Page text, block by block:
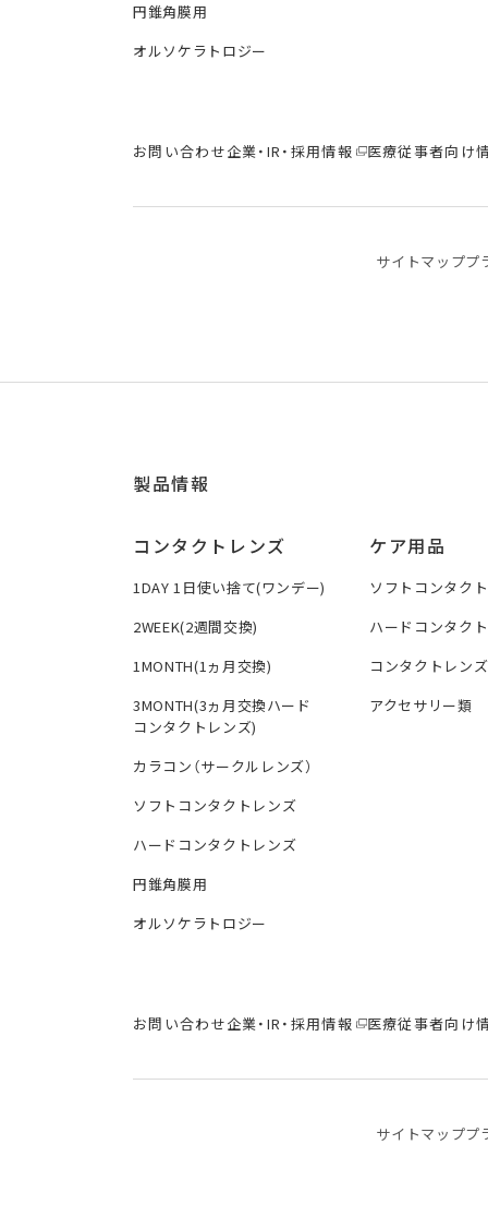
円錐角膜用
オルソケラトロジー
お問い合わせ企業・IR・採用情報 医療従事者向け
サイトマッププ
製品情報
コンタクトレンズ
1DAY 1日使い捨て(ワンデー)
2WEEK(2週間交換)
1MONTH(1ヵ月交換)
3MONTH(3ヵ月交換ハード
コンタクトレンズ)
カラコン（サークルレンズ）
ソフトコンタクトレンズ
ハードコンタクトレンズ
円錐角膜用
オルソケラトロジー
ケア用品
ソフトコンタク
ハードコンタク
コンタクトレン
アクセサリー類
お問い合わせ企業・IR・採用情報 医療従事者向け
サイトマッププ